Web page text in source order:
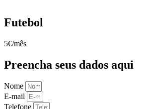
Futebol
5€/mês
Preencha seus dados aqui
Nome
E-mail
Telefone